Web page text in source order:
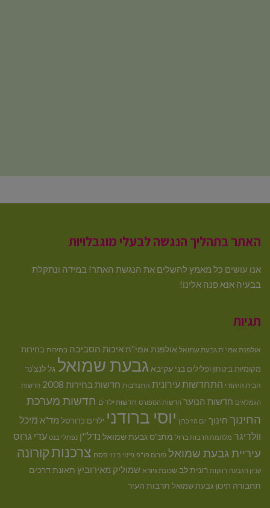
האתר בתהליך הנגשה לבעלי מוגבלויות
אנו עושים כל מאמץ להשלים את הנגשת האתר! במידה ונתקלת
בבעיה אנא פנה אלינו!
תגיות
אולפנת אמי"ת גבעת שמואל אולפנת אמי''תאיכות הסביבה בחירות בחירות
מקומיותביטחון ופלילים בני עקיבא גבעת שמואל גל לנצ'נר
הבית היהודי התחדשות עירונית התנדבות חדשות בחירות 2008 חדשות
הגמלאים חדשות הנוער חדשות הספורט חדשות ילדים חדשות מערכת
החינוך חינוך יום הזיכרון יוסי ברודני ילדים כדורסל מד"א מיכל
וולדיגר מלחמת חרבות ברזל מתנ"ס גבעת שמואל נדל''ן נפתלי בנט עדי גרוס
עיריית גבעת שמואל פורום פו"פ פינוי בינוי פסח צרכנותקורונה
קניון הגבעה רווקות רונית לב שכונת גיורא שמוליק מאירוביץ תאונת דרכים
תחבורה תיכון גבעת שמואל תרבות העיר